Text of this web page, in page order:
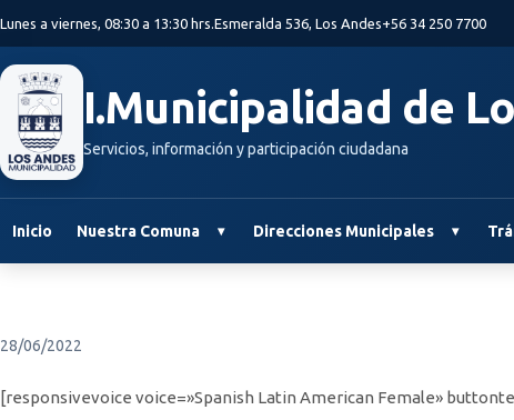
Lunes a viernes, 08:30 a 13:30 hrs.Esmeralda 536, Los Andes+56 34 250 7700
I.Municipalidad de
Servicios, información y participación ciudadana
Inicio Nuestra Comuna Direcciones Municipales
28/06/2022
[responsivevoice voice=»Spanish Latin American Female»